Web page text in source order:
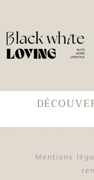
Mentions